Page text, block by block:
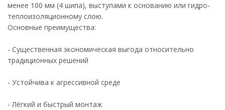
менее 100 мм (4 шипа), выступами к основанию или гидро-
теплоизоляционному слою.
Основные преимущества:
- Существенная экономическая выгода относительно
традиционных решений
- Устойчива к агрессивной среде
- Лёгкий и быстрый монтаж